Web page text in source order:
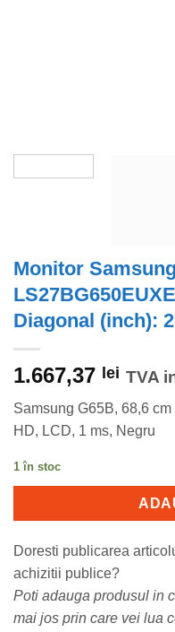
Monitor
Diagonal (inch):
1.667,37 lei TVA
Samsung G65B, 68,6
HD, LCD, 1 ms, Negru
1 în stoc
Doresti publicarea
achizitii publice?
Poti adauga produsul in
mai jos prin care vei lua